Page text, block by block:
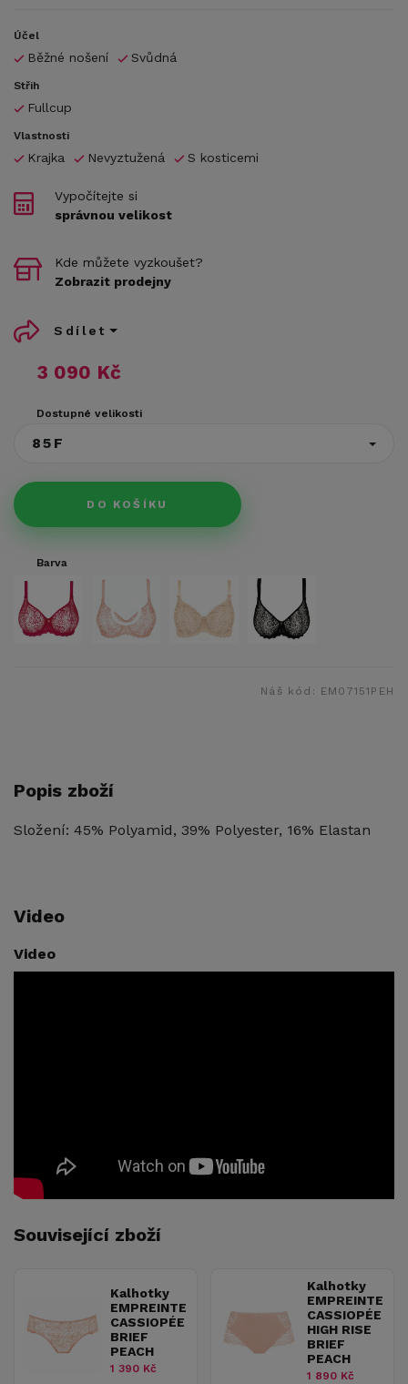
Účel
Běžné nošení Svůdná
Střih
Fullcup
Vlastnosti
Krajka Nevyztužená S kosticemi
3 090 Kč
Dostupné velikosti
85F
DO KOŠÍKU
Vypočítejte si
správnou velikost
Kde můžete vyzkoušet?
Zobrazit prodejny
Sdílet
Barva
Náš kód: EM07151PEH
Popis zboží
Složení: 45% Polyamid, 39% Polyester, 16% Elastan
Video
Video
Související zboží
Kalhotky
EMPREINTE
CASSIOPÉE
BRIEF
PEACH
1 390 Kč
Kalhotky
EMPREINTE
CASSIOPÉE
HIGH RISE
BRIEF
PEACH
1 890 Kč